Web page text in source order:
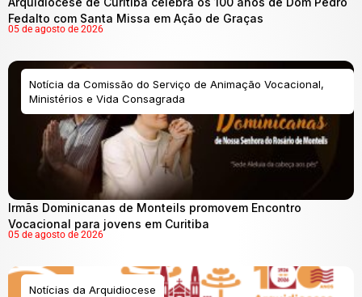
Fedalto com Santa Missa em Ação de Graças
05 de agosto de 2026
Notícia da Comissão do Serviço de Animação Vocacional,
Ministérios e Vida Consagrada
Irmãs Dominicanas de Monteils promovem Encontro
Vocacional para jovens em Curitiba
05 de agosto de 2026
Notícias da Arquidiocese